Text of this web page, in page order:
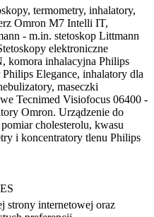
termometry, inhalatory,
Omron M7 Intelli IT,
- m.in. stetoskop Littmann
elektroniczne
inhalacyjna Philips
Elegance, inhalatory dla
maseczki
Tecnimed Visiofocus 06400 -
Omron. Urządzenie do
cholesterolu, kwasu
i koncentratory tlenu Philips
strony internetowej oraz